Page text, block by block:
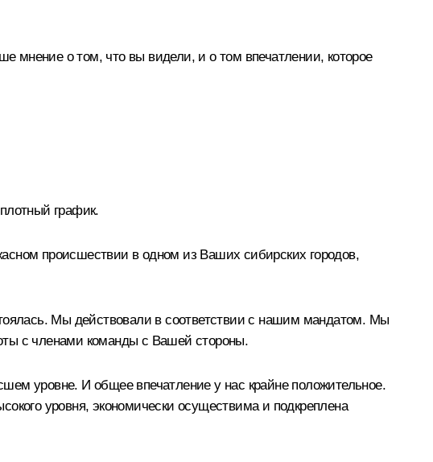
мнение о том, что вы видели, и о том впечатлении, которое
график.
происшествии в одном из Ваших сибирских городов,
Мы действовали в соответствии с нашим мандатом. Мы
с членами команды с Вашей стороны.
уровне. И общее впечатление у нас крайне положительное.
уровня, экономически осуществима и подкреплена